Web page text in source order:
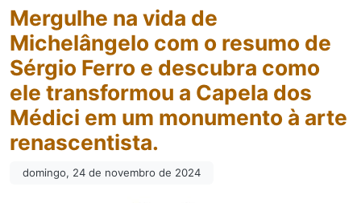
Mergulhe na vida de
Michelângelo com o resumo de
Sérgio Ferro e descubra como
ele transformou a Capela dos
Médici em um monumento à arte
renascentista.
domingo, 24 de novembro de 2024